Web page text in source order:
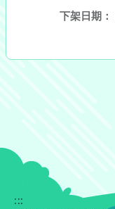
下架日期：
:::